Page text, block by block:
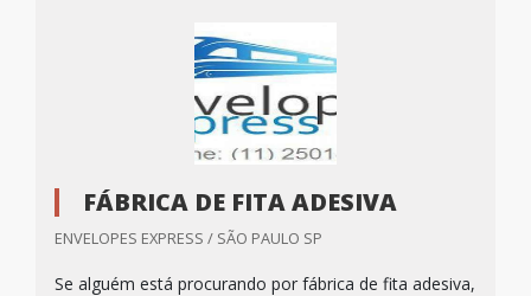
FÁBRICA DE FITA ADESIVA
ENVELOPES EXPRESS / SÃO PAULO SP
Se alguém está procurando por fábrica de fita adesiva,